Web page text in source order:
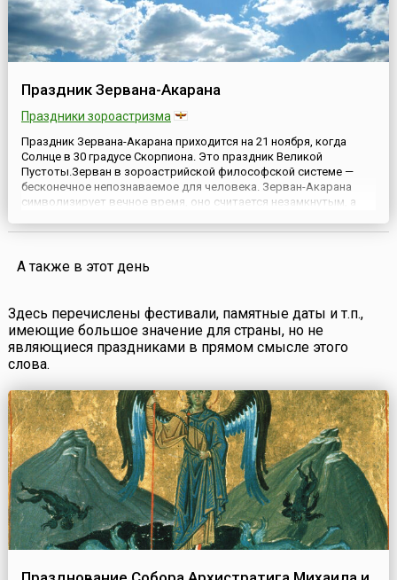
Праздник Зервана-Акарана
Праздники зороастризма
Праздник Зервана-Акарана приходится на 21 ноября, когда
Солнце в 30 градусе Скорпиона. Это праздник Великой
Пустоты.Зерван в зороастрийской философской системе —
бесконечное непознаваемое для человека. Зерван-Акарана
символизирует вечное время, оно считается незамкнутым, а
Изеды — носители священных принципов и другие божества,
А также в этот день
Здесь перечислены фестивали, памятные даты и т.п.,
имеющие большое значение для страны, но не
являющиеся праздниками в прямом смысле этого
слова.